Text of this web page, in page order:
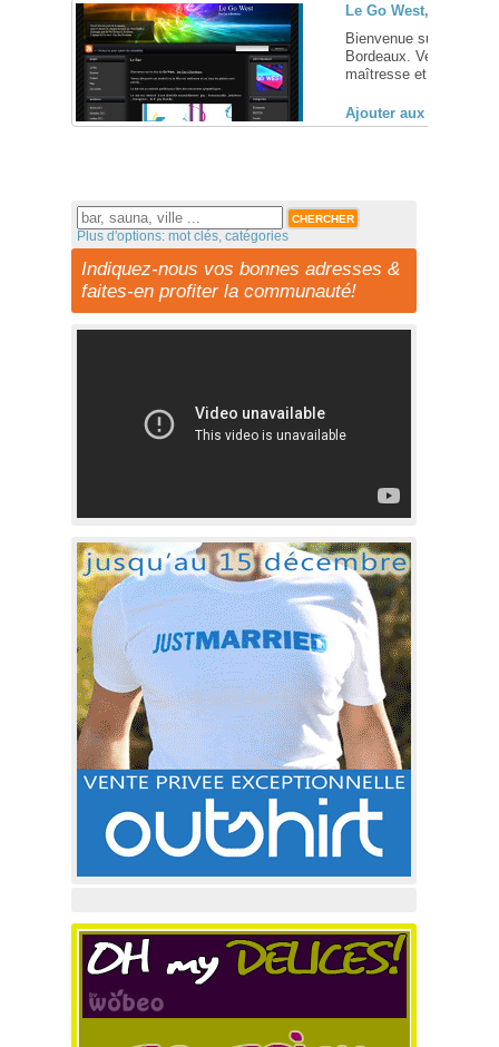
Le Go West, bar gay
Bienvenue sur le site
Bordeaux. Venez
maîtresse et où tous
Ajouter aux favoris
Plus d'options: mot clés, catégories
Indiquez-nous vos bonnes adresses &
faites-en profiter la communauté!